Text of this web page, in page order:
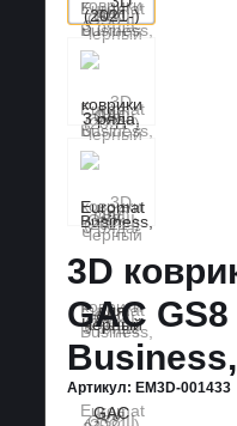
3D
GAC
Артикул: EM3D-001433